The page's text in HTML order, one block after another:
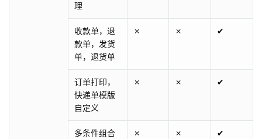
理
收款单，退
款单，发货
单，退货单
✗ ✗ ✔
订单打印，
快递单模版
自定义
✗ ✗ ✔
多条件组合
✗ ✗ ✔